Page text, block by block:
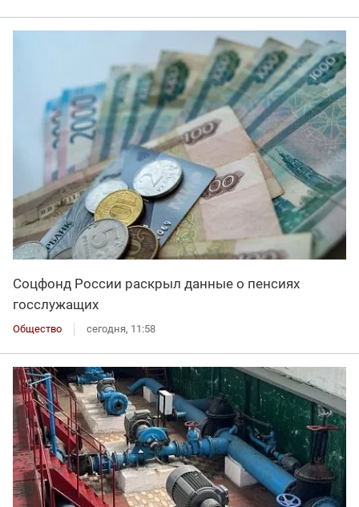
Соцфонд России раскрыл данные о пенсиях
госслужащих
Общество сегодня, 11:58